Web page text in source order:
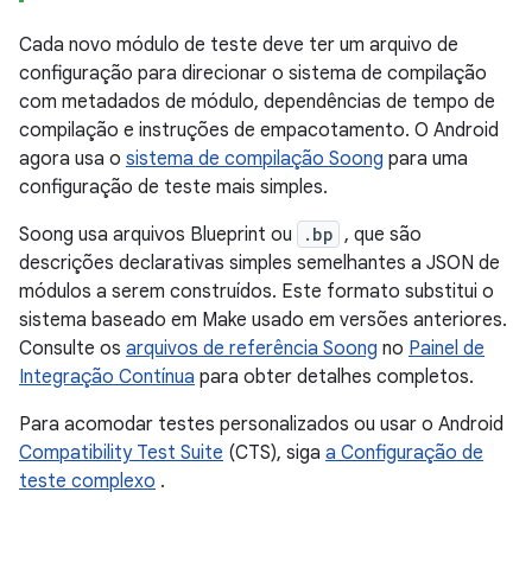
Cada novo módulo de teste deve ter um arquivo de
configuração para direcionar o sistema de compilação
com metadados de módulo, dependências de tempo de
compilação e instruções de empacotamento. O Android
agora usa o sistema de compilação Soong para uma
configuração de teste mais simples.
Soong usa arquivos Blueprint ou
.bp , que são
descrições declarativas simples semelhantes a JSON de
módulos a serem construídos. Este formato substitui o
sistema baseado em Make usado em versões anteriores.
Consulte os arquivos de referência Soong no Painel de
Integração Contínua para obter detalhes completos.
Para acomodar testes personalizados ou usar o Android
Compatibility Test Suite (CTS), siga a Configuração de
teste complexo .